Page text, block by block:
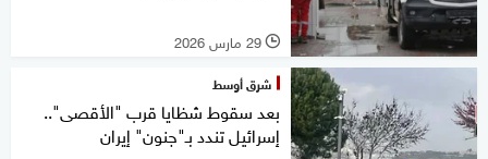
l 29 مارس 2026
شرق أوسط
بعد سقوط شظايا قرب "الأقصى"..
إسرائيل تندد بـ"جنون" إيران